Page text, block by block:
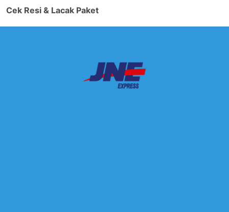
Cek Resi & Lacak Paket